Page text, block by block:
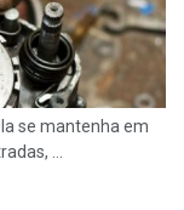
se mantenha em
...